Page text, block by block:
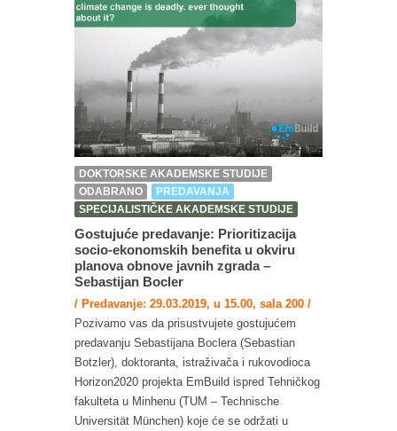
DOKTORSKE AKADEMSKE STUDIJE
ODABRANO
PREDAVANJA
SPECIJALISTIČKE AKADEMSKE STUDIJE
Gostujuće predavanje: Prioritizacija
socio-ekonomskih benefita u okviru
planova obnove javnih zgrada –
Sebastijan Bocler
/ Predavanje: 29.03.2019, u 15.00, sala 200 /
Pozivamo vas da prisustvujete gostujućem
predavanju Sebastijana Boclera (Sebastian
Botzler), doktoranta, istraživača i rukovodioca
Horizon2020 projekta EmBuild ispred Tehničkog
fakulteta u Minhenu (TUM – Technische
Universität München) koje će se održati u